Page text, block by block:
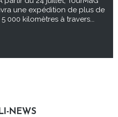
une expédition de plus de
5 000 kilomètres à travers...
NEWS